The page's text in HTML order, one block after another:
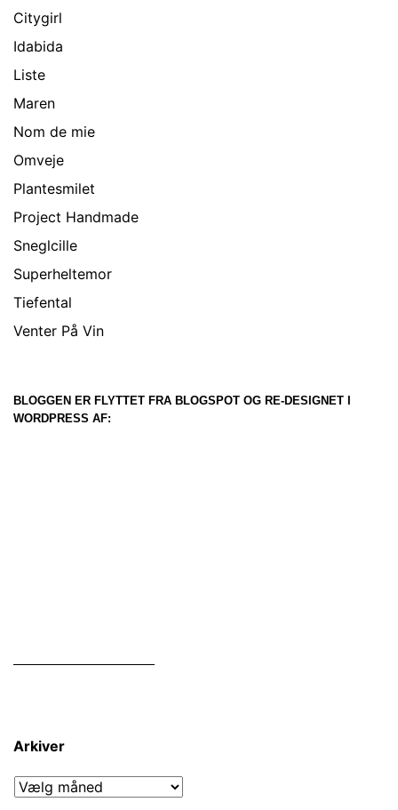
Citygirl
Idabida
Liste
Maren
Nom de mie
Omveje
Plantesmilet
Project Handmade
Sneglcille
Superheltemor
Tiefental
Venter På Vin
BLOGGEN ER FLYTTET FRA BLOGSPOT OG RE-DESIGNET I
WORDPRESS AF:
Arkiver
Arkiver